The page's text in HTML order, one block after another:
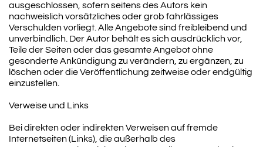
ausgeschlossen, sofern seitens des Autors kein
nachweislich vorsätzliches oder grob fahrlässiges
Verschulden vorliegt. Alle Angebote sind freibleibend und
unverbindlich. Der Autor behält es sich ausdrücklich vor,
Teile der Seiten oder das gesamte Angebot ohne
gesonderte Ankündigung zu verändern, zu ergänzen, zu
löschen oder die Veröffentlichung zeitweise oder endgültig
einzustellen.
Verweise und Links
Bei direkten oder indirekten Verweisen auf fremde
Internetseiten (Links), die außerhalb des